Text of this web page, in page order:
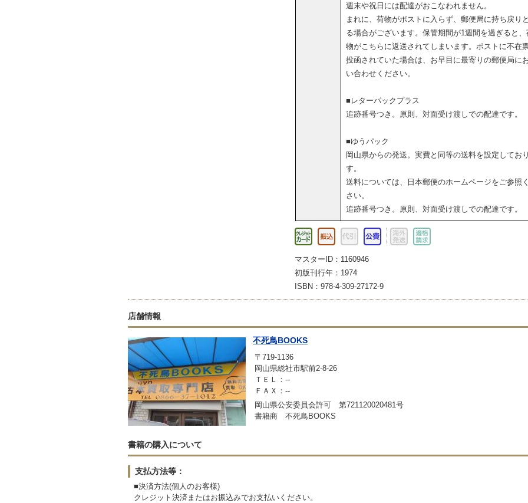
週末や祝日には配達がおこなわれません。
まれに、荷物がポストに入らず、郵便局に持ち戻り
る場合がございます。保管期間が1週間を過ぎると、
物がこちらに返送されてしまいます。ポストに不在
投函されていた場合は、お早目に最寄りの郵便局に
い合わせください。
■レターパックプラス
追跡番号つき。原則、対面受け渡しでの配達です。
■ゆうパック
岡山県からの発送。実費と同等の送料を設定してお
す。
送料については、日本郵便のホームページをご参照
さい。
追跡番号つき。原則、対面受け渡しでの配達です。
マスターID：1160946
初版刊行年：1974
ISBN：978-4-309-27172-9
店舗情報
不死鳥BOOKS
〒719-1136
岡山県総社市駅前2-8-26
ＴＥＬ：--
ＦＡＸ：--
岡山県公安委員会許可 第721120020481号
書籍商 不死鳥BOOKS
書籍の購入について
支払方法等：
■決済方法(個人のお客様)
クレジット決済またはお振込みでお支払いください。